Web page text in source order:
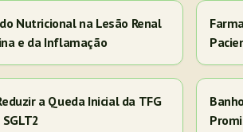
Nutricional na Lesão Renal
e da Inflamação
a Queda Inicial da TFG